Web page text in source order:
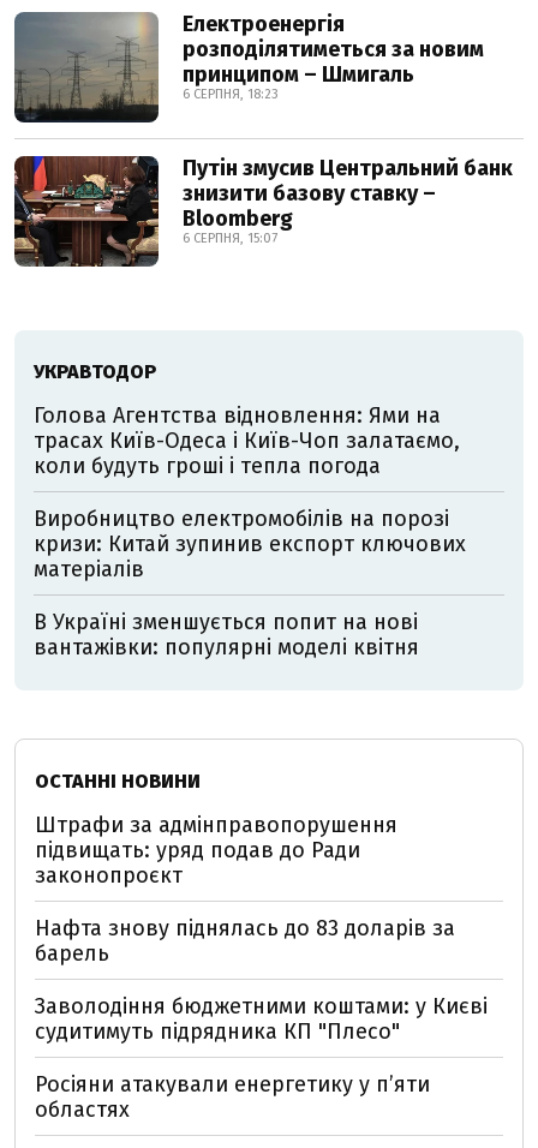
Електроенергія
розподілятиметься за новим
принципом – Шмигаль
6 СЕРПНЯ, 18:23
Путін змусив Центральний банк
знизити базову ставку –
Bloomberg
6 СЕРПНЯ, 15:07
УКРАВТОДОР
Голова Агентства відновлення: Ями на
трасах Київ-Одеса і Київ-Чоп залатаємо,
коли будуть гроші і тепла погода
Виробництво електромобілів на порозі
кризи: Китай зупинив експорт ключових
матеріалів
В Україні зменшується попит на нові
вантажівки: популярні моделі квітня
ОСТАННІ НОВИНИ
Штрафи за адмінправопорушення
підвищать: уряд подав до Ради
законопроєкт
Нафта знову піднялась до 83 доларів за
барель
Заволодіння бюджетними коштами: у Києві
судитимуть підрядника КП "Плесо"
Росіяни атакували енергетику у пʼяти
областях